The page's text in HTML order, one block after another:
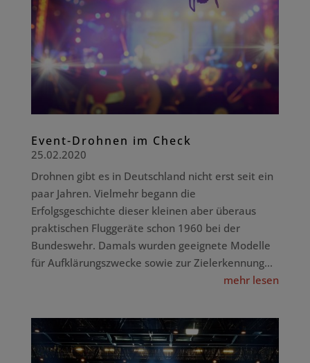
Event-Drohnen im Check
25.02.2020
Drohnen gibt es in Deutschland nicht erst seit ein
paar Jahren. Vielmehr begann die
Erfolgsgeschichte dieser kleinen aber überaus
praktischen Fluggeräte schon 1960 bei der
Bundeswehr. Damals wurden geeignete Modelle
für Aufklärungszwecke sowie zur Zielerkennung...
mehr lesen